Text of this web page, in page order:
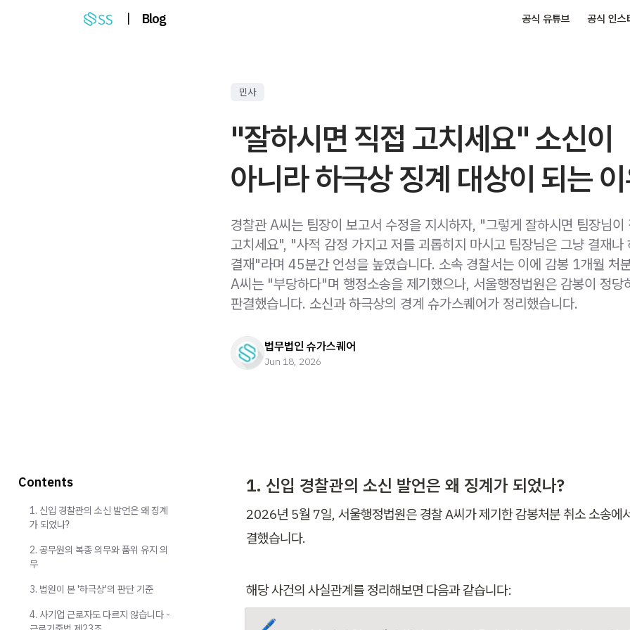
| Blog 공식 유튜브 공식 인스
민사
"잘하시면 직접 고치세요" 소신이
아니라 하극상 징계 대상이 되는
경찰관 A씨는 팀장이 보고서 수정을 지시하자, "그렇게 잘하시면 팀장님이
고치세요", "사적 감정 가지고 저를 괴롭히지 마시고 팀장님은 그냥 결재나
결재"라며 45분간 언성을 높였습니다. 소속 경찰서는 이에 감봉 1개월 처
A씨는 "부당하다"며 행정소송을 제기했으나, 서울행정법원은 감봉이 정당
판결했습니다. 소신과 하극상의 경계 슈가스퀘어가 정리했습니다.
법무법인 슈가스퀘어
Jun 18, 2026
1. 신입 경찰관의 소신 발언은 왜 징계가 되었나?
2026년 5월 7일, 서울행정법원은 경찰 A씨가 제기한 감봉처분 취소 소송에
결했습니다.
해당 사건의 사실관계를 정리해보면 다음과 같습니다:
Contents
1. 신입 경찰관의 소신 발언은 왜 징계
가 되었나?
2. 공무원의 복종 의무와 품위 유지 의
무
3. 법원이 본 '하극상'의 판단 기준
4. 사기업 근로자도 다르지 않습니다 -